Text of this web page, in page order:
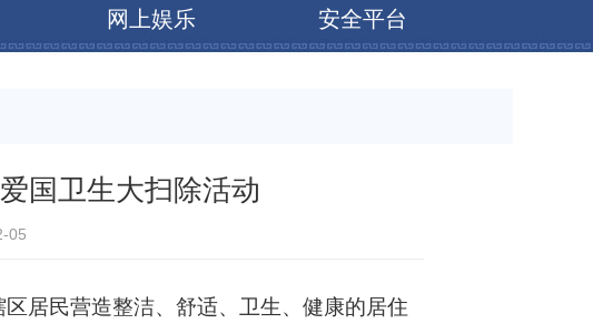
网上娱乐 安全平台
国卫生大扫除活动
05
居民营造整洁、舒适、卫生、健康的居住